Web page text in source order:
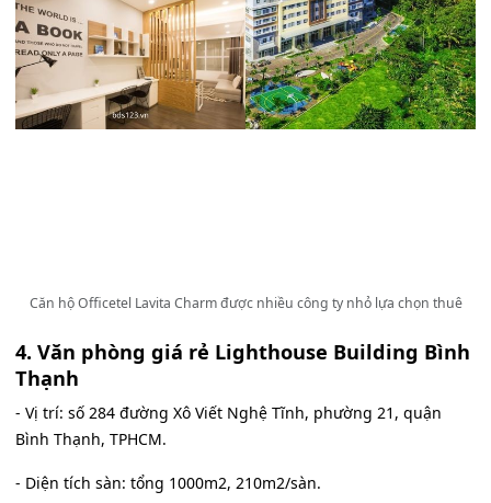
Căn hộ Officetel Lavita Charm được nhiều công ty nhỏ lựa chọn thuê
4. Văn phòng giá rẻ Lighthouse Building Bình
Thạnh
- Vị trí: số 284 đường Xô Viết Nghệ Tĩnh, phường 21, quận
Bình Thạnh, TPHCM.
- Diện tích sàn: tổng 1000m2, 210m2/sàn.